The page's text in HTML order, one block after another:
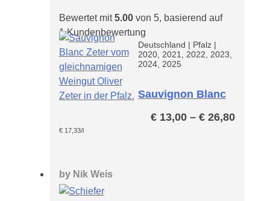
Bewertet mit5.00von 5, basierend auf
1Kundenbewertung
Deutschland | Pfalz |
2020, 2021, 2022, 2023,
2024, 2025
Sauvignon Blanc
€ 13,00 –€ 26,80
€17,33/l
by Nik Weis